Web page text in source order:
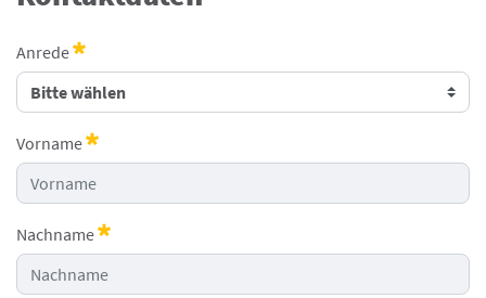
Anrede
Erforderlich
Vorname
Erforderlich
Nachname
Erforderlich